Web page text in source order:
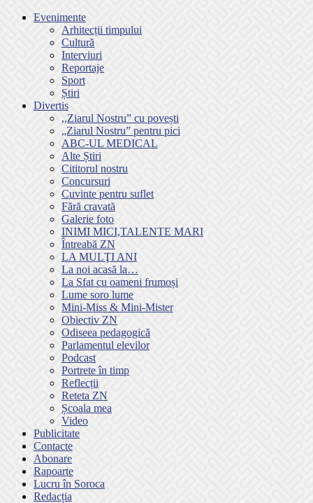
Evenimente
Arhitecții timpului
Cultură
Interviuri
Reportaje
Sport
Știri
Divertis
,,Ziarul Nostru” cu povești
„Ziarul Nostru” pentru pici
ABC-UL MEDICAL
Alte Știri
Cititorul nostru
Concursuri
Cuvinte pentru suflet
Fără cravată
Galerie foto
INIMI MICI,TALENTE MARI
Întreabă ZN
LA MULŢI ANI
La noi acasă la…
La Sfat cu oameni frumoși
Lume soro lume
Mini-Miss & Mini-Mister
Obiectiv ZN
Odiseea pedagogică
Parlamentul elevilor
Podcast
Portrete în timp
Reflecții
Reteta ZN
Școala mea
Video
Publicitate
Contacte
Abonare
Rapoarte
Lucru în Soroca
Redacția